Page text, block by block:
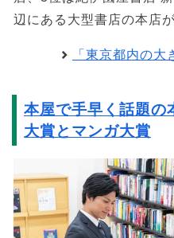
辺にある大型書店の本店
「東京都内の
本屋で手早く話題の
大賞とマンガ大賞